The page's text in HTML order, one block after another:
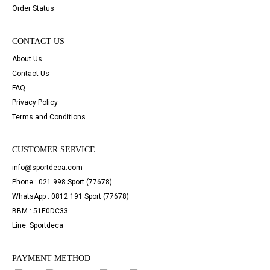
Order Status
CONTACT US
About Us
Contact Us
FAQ
Privacy Policy
Terms and Conditions
CUSTOMER SERVICE
info@sportdeca.com
Phone : 021 998 Sport (77678)
WhatsApp : 0812 191 Sport (77678)
BBM : 51E0DC33
Line: Sportdeca
PAYMENT METHOD